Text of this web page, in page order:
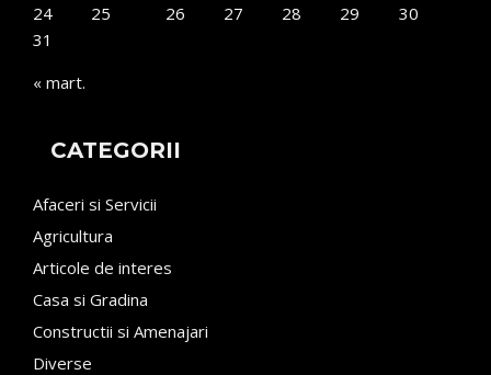
24
25 26 27 28 29
30
31
« mart.
CATEGORII
Afaceri si Servicii
Agricultura
Articole de interes
Casa si Gradina
Constructii si Amenajari
Diverse